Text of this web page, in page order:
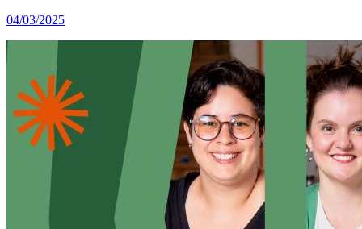
04/03/2025